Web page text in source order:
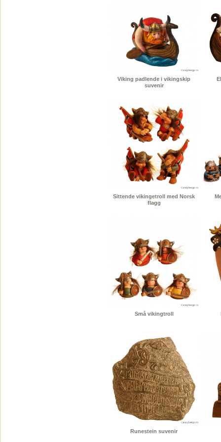
Viking padlende i vikingskip
suvenir
Sittende vikingetroll med Norsk
flagg
Små vikingtroll
Runestein suvenir